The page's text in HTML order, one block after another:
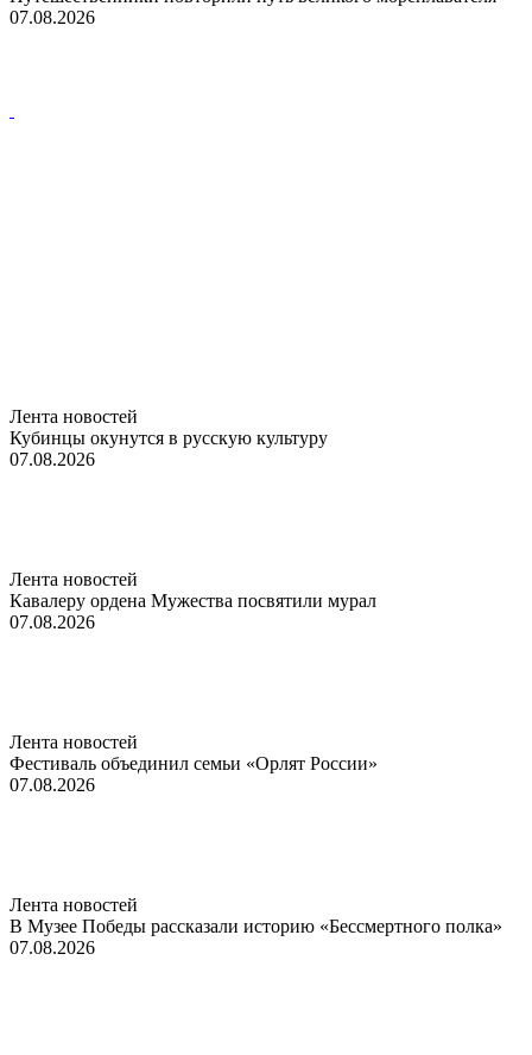
07.08.2026
Лента новостей
Кубинцы окунутся в русскую культуру
07.08.2026
Лента новостей
Кавалеру ордена Мужества посвятили мурал
07.08.2026
Лента новостей
Фестиваль объединил семьи «Орлят России»
07.08.2026
Лента новостей
В Музее Победы рассказали историю «Бессмертного полка»
07.08.2026